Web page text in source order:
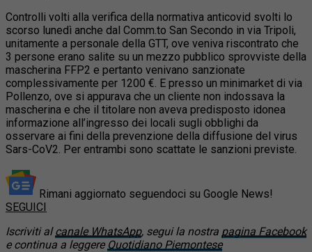
Controlli volti alla verifica della normativa anticovid svolti lo
scorso lunedì anche dal Comm.to San Secondo in via Tripoli,
unitamente a personale della GTT, ove veniva riscontrato che
3 persone erano salite su un mezzo pubblico sprovviste della
mascherina FFP2 e pertanto venivano sanzionate
complessivamente per 1200 €. E presso un minimarket di via
Pollenzo, ove si appurava che un cliente non indossava la
mascherina e che il titolare non aveva predisposto idonea
informazione all’ingresso dei locali sugli obblighi da
osservare ai fini della prevenzione della diffusione del virus
Sars-CoV2. Per entrambi sono scattate le sanzioni previste.
Rimani aggiornato seguendoci su Google News!
SEGUICI
Iscriviti alcanale WhatsApp, segui la nostra pagina Facebook
e continua a leggere Quotidiano Piemontese